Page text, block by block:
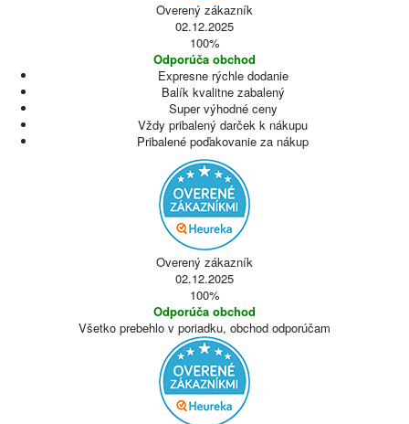
Overený zákazník
02.12.2025
100%
Odporúča obchod
Expresne rýchle dodanie
Balík kvalitne zabalený
Super výhodné ceny
Vždy pribalený darček k nákupu
Pribalené poďakovanie za nákup
Overený zákazník
02.12.2025
100%
Odporúča obchod
Všetko prebehlo v poriadku, obchod odporúčam